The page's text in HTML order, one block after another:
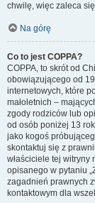
chwilę, więc zaleca
Na górę
Co to jest COPPA?
COPPA, to skrót od
obowiązującego od
internetowych, które
małoletnich –
zgody rodziców lub
od osób poniżej 13
jako kogoś
skontaktuj się z
właściciele tej witryny
opisanego w pytaniu
zagadnień prawnych
kontaktowym dla